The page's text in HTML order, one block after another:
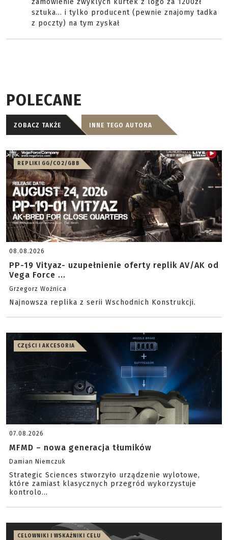
zamówienie zwyklych kurtek z logo za 1200zł
sztuka... i tylko producent (pewnie znajomy tadka
z poczty) na tym zyskał
POLECANE
ZOBACZ TAKŻE INNE TEGO AUTORA
REPLIKI GG/CO2/GBB
08.08.2026
PP-19 Vityaz- uzupełnienie oferty replik AV/AK od
Vega Force ...
Grzegorz Woźnica
Najnowsza replika z serii Wschodnich Konstrukcji.
CZĘŚCI I AKCESORIA
07.08.2026
MFMD – nowa generacja tłumików
Damian Niemczuk
Strategic Sciences stworzyło urządzenie wylotowe,
które zamiast klasycznych przegród wykorzystuje
kontrolo...
CELOWNIKI I WSKAŹNIKI CELU